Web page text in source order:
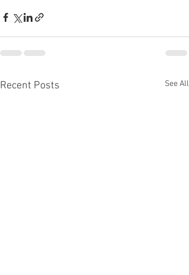
Recent Posts See All